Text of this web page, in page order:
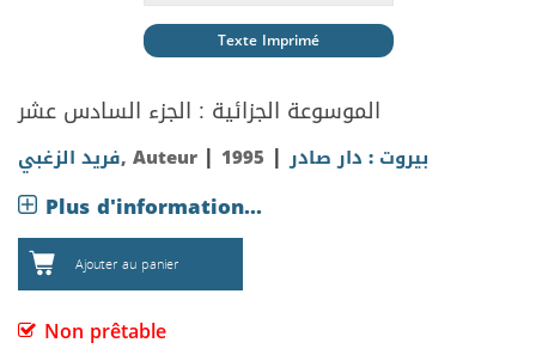
Texte Imprimé
الموسوعة الجزائية : الجزء السادس عشر
فريد الزغبي, Auteur | بيروت : دار صادر|
1995
Plus d'information...
Ajouter au panier
Non prêtable